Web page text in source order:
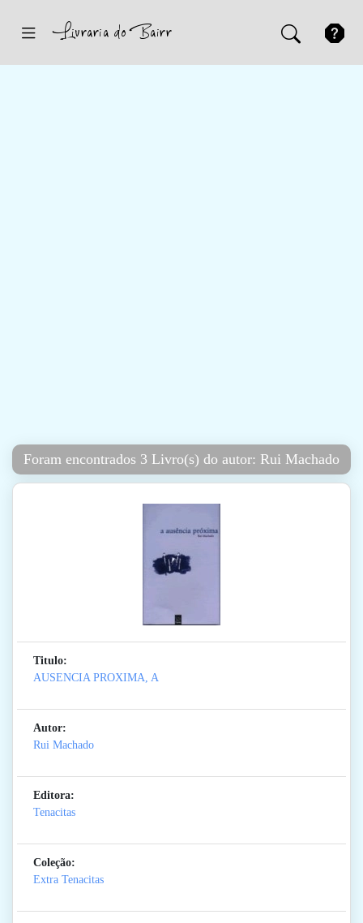
Foram encontrados 3 Livro(s) do autor: Rui Machado
Titulo:
AUSENCIA PROXIMA, A
Autor:
Rui Machado
Editora:
Tenacitas
Coleção:
Extra Tenacitas